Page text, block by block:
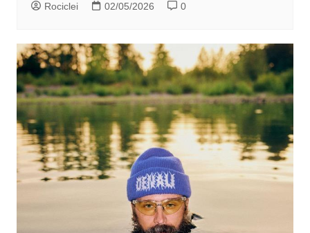
Rociclei 02/05/2026 0